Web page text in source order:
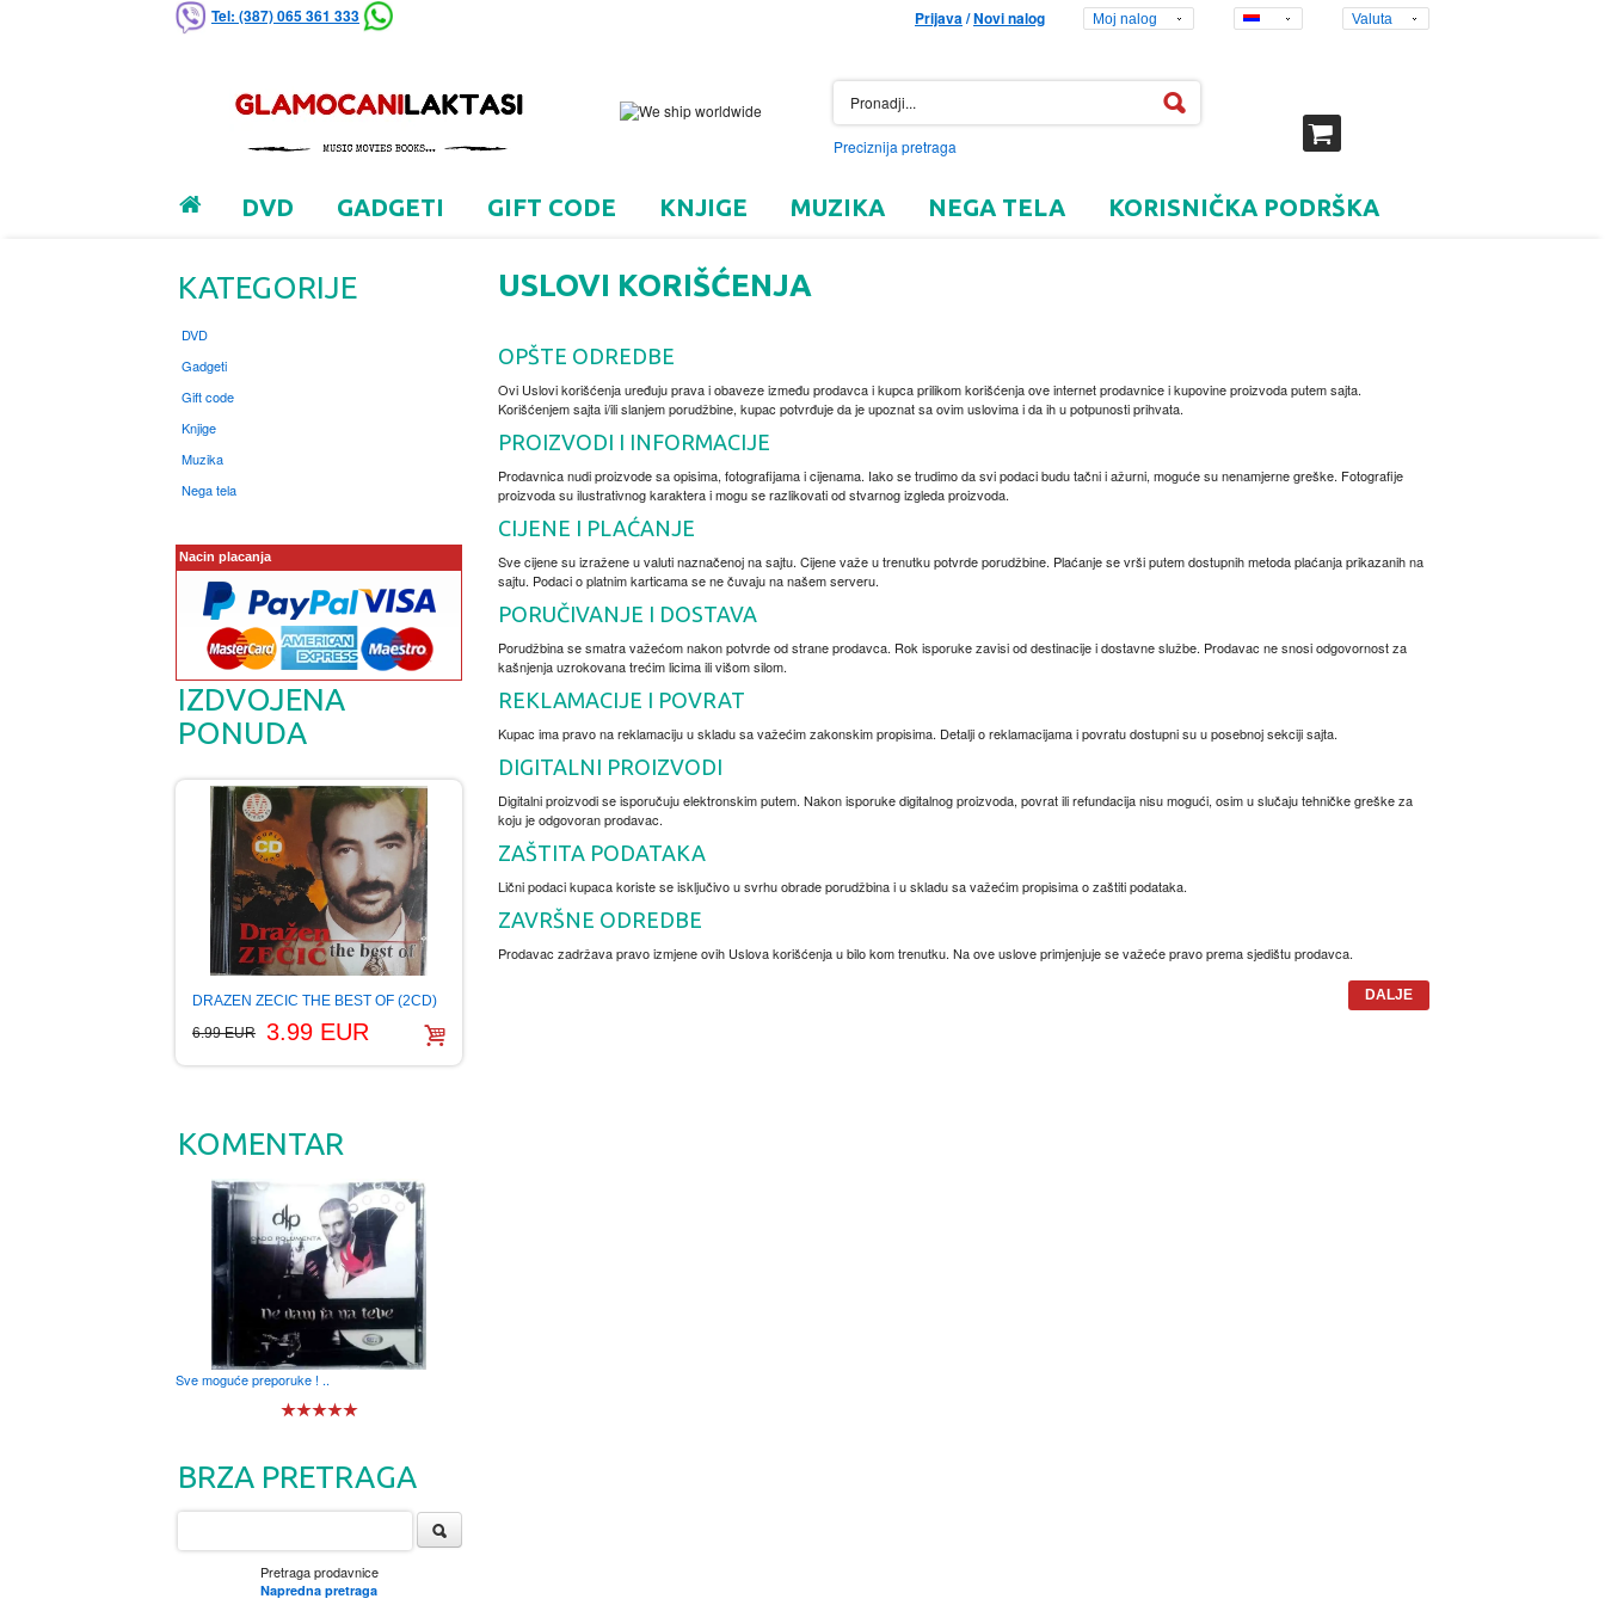
Tel: (387) 065 361 333 Prijava/Novi nalog Moj nalog Valuta
Preciznija pretraga
DVD GADGETI GIFT CODE KNJIGE MUZIKA NEGA TELA KORISNIČKA PODRŠKA
USLOVI KORIŠĆENJA
OPŠTE ODREDBE
Ovi Uslovi korišćenja uređuju prava i obaveze između prodavca i kupca prilikom korišćenja ove internet prodavnice i kupovine proizvoda putem sajta.
Korišćenjem sajta i/ili slanjem porudžbine, kupac potvrđuje da je upoznat sa ovim uslovima i da ih u potpunosti prihvata.
PROIZVODI I INFORMACIJE
Prodavnica nudi proizvode sa opisima, fotografijama i cijenama. Iako se trudimo da svi podaci budu tačni i ažurni, moguće su nenamjerne greške. Fotografije
proizvoda su ilustrativnog karaktera i mogu se razlikovati od stvarnog izgleda proizvoda.
CIJENE I PLAĆANJE
Sve cijene su izražene u valuti naznačenoj na sajtu. Cijene važe u trenutku potvrde porudžbine. Plaćanje se vrši putem dostupnih metoda plaćanja prikazanih na
sajtu. Podaci o platnim karticama se ne čuvaju na našem serveru.
PORUČIVANJE I DOSTAVA
Porudžbina se smatra važećom nakon potvrde od strane prodavca. Rok isporuke zavisi od destinacije i dostavne službe. Prodavac ne snosi odgovornost za
kašnjenja uzrokovana trećim licima ili višom silom.
REKLAMACIJE I POVRAT
Kupac ima pravo na reklamaciju u skladu sa važećim zakonskim propisima. Detalji o reklamacijama i povratu dostupni su u posebnoj sekciji sajta.
DIGITALNI PROIZVODI
Digitalni proizvodi se isporučuju elektronskim putem. Nakon isporuke digitalnog proizvoda, povrat ili refundacija nisu mogući, osim u slučaju tehničke greške za
koju je odgovoran prodavac.
ZAŠTITA PODATAKA
Lični podaci kupaca koriste se isključivo u svrhu obrade porudžbina i u skladu sa važećim propisima o zaštiti podataka.
ZAVRŠNE ODREDBE
Prodavac zadržava pravo izmjene ovih Uslova korišćenja u bilo kom trenutku. Na ove uslove primjenjuje se važeće pravo prema sjedištu prodavca.
DALJE
KATEGORIJE
DVD
Gadgeti
Gift code
Knjige
Muzika
Nega tela
Nacin placanja
IZDVOJENA
PONUDA
DRAZEN ZECIC THE BEST OF (2CD)
6.99 EUR
3.99 EUR
KOMENTAR
Sve moguće preporuke ! ..
BRZA PRETRAGA
Pretraga prodavnice
Napredna pretraga